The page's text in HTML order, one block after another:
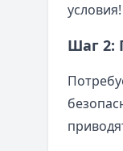
Шаг 2: